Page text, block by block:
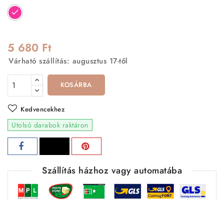
Rózsaszín
5 680 Ft
Várható szállítás: augusztus 17-től
KOSÁRBA
Kedvencekhez
Utolsó darabok raktáron
Szállítás házhoz vagy automatába